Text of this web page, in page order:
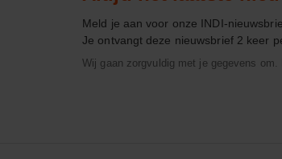
Meld je aan voor onze INDI-
Je ontvangt deze nieuwsbrief 2 keer
Wij gaan zorgvuldig met je gegevens om.